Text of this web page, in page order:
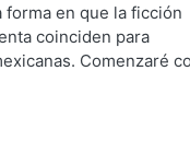
Itzel
en que la ficción
coinciden para
Comenzaré